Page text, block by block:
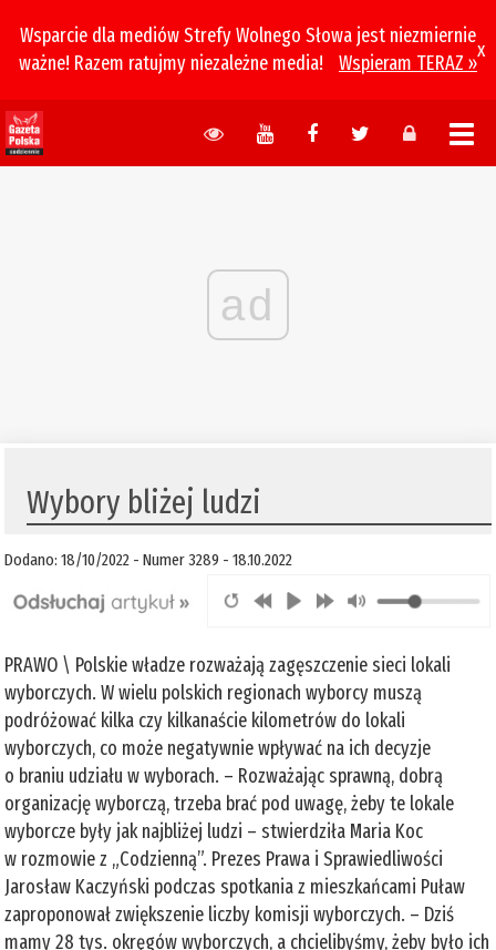
Wsparcie dla mediów Strefy Wolnego Słowa jest niezmiernie
ważne! Razem ratujmy niezależne media!
Wspieram TERAZ »
x
ad
Wybory bliżej ludzi
Dodano: 18/10/2022 - Numer 3289 - 18.10.2022
PRAWO \ Polskie władze rozważają zagęszczenie sieci lokali
wyborczych. W wielu polskich regionach wyborcy muszą
podróżować kilka czy kilkanaście kilometrów do lokali
wyborczych, co może negatywnie wpływać na ich decyzje
o braniu udziału w wyborach. – Rozważając sprawną, dobrą
organizację wyborczą, trzeba brać pod uwagę, żeby te lokale
wyborcze były jak najbliżej ludzi – stwierdziła Maria Koc
w rozmowie z „Codzienną”. Prezes Prawa i Sprawiedliwości
Jarosław Kaczyński podczas spotkania z mieszkańcami Puław
zaproponował zwiększenie liczby komisji wyborczych. – Dziś
mamy 28 tys. okręgów wyborczych, a chcielibyśmy, żeby było ich